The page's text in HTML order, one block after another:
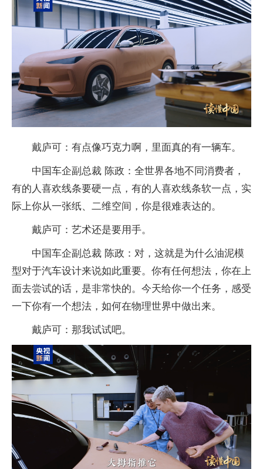
戴庐可：有点像巧克力啊，里面真的有一辆车。
中国车企副总裁 陈政：全世界各地不同消费者，
有的人喜欢线条要硬一点，有的人喜欢线条软一点，实
际上你从一张纸、二维空间，你是很难表达的。
戴庐可：艺术还是要用手。
中国车企副总裁 陈政：对，这就是为什么油泥模
型对于汽车设计来说如此重要。你有任何想法，你在上
面去尝试的话，是非常快的。今天给你一个任务，感受
一下你有一个想法，如何在物理世界中做出来。
戴庐可：那我试试吧。